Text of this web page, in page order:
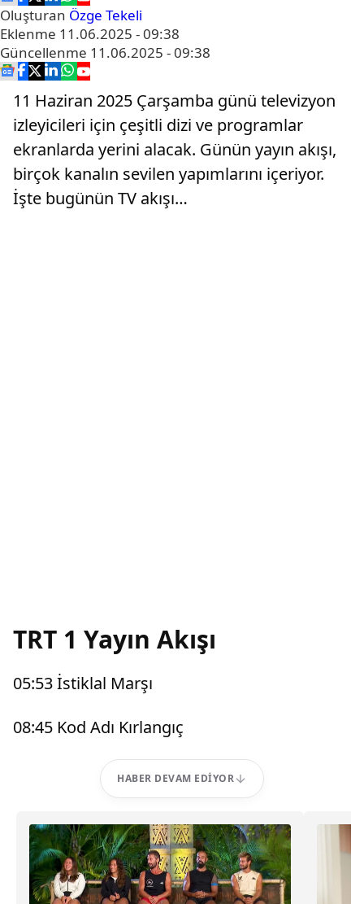
Oluşturan Özge Tekeli
Eklenme 11.06.2025 - 09:38
Güncellenme 11.06.2025 - 09:38
11 Haziran 2025 Çarşamba günü televizyon
izleyicileri için çeşitli dizi ve programlar
ekranlarda yerini alacak. Günün yayın akışı,
birçok kanalın sevilen yapımlarını içeriyor.
İşte bugünün TV akışı…
TRT 1 Yayın Akışı
05:53 İstiklal Marşı
08:45 Kod Adı Kırlangıç
HABER DEVAM EDIYOR